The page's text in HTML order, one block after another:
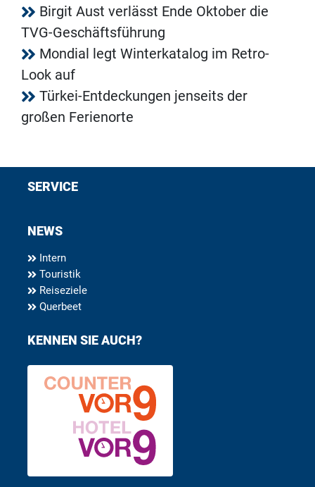
Birgit Aust verlässt Ende Oktober die
TVG-Geschäftsführung
Mondial legt Winterkatalog im Retro-
Look auf
Türkei-Entdeckungen jenseits der
großen Ferienorte
SERVICE
NEWS
Intern
Touristik
Reiseziele
Querbeet
KENNEN SIE AUCH?